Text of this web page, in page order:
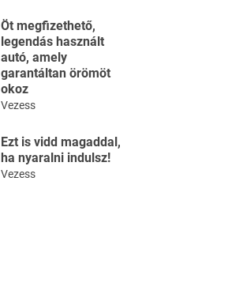
Öt megfizethető,
legendás használt
autó, amely
garantáltan örömöt
okoz
Vezess
Ezt is vidd magaddal,
ha nyaralni indulsz!
Vezess